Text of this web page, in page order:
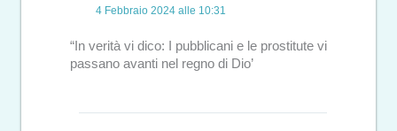
4 Febbraio 2024 alle 10:31
“In verità vi dico: I pubblicani e le prostitute vi
passano avanti nel regno di Dio’